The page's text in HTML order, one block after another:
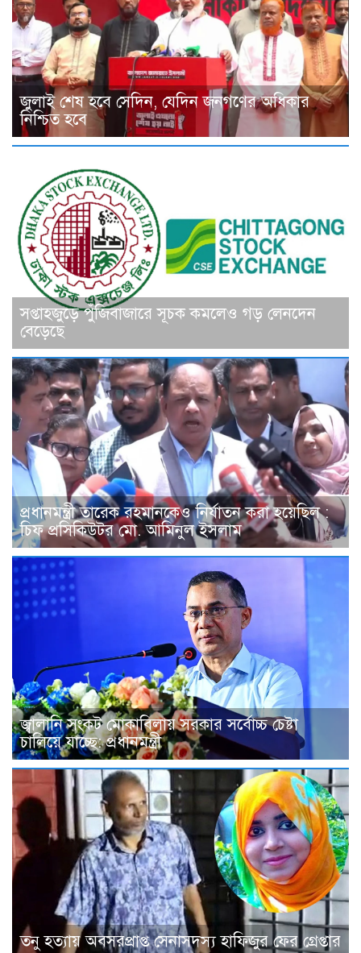
জুলাই শেষ হবে সেদিন, যেদিন জনগণের অধিকার
নিশ্চিত হবে
সপ্তাহজুড়ে পুঁজিবাজারে সূচক কমলেও গড় লেনদেন
বেড়েছে
প্রধানমন্ত্রী তারেক রহমানকেও নির্যাতন করা হয়েছিল :
চিফ প্রসিকিউটর মো. আমিনুল ইসলাম
জ্বালানি সংকট মোকাবিলায় সরকার সর্বোচ্চ চেষ্টা
চালিয়ে যাচ্ছে: প্রধানমন্ত্রী
তনু হত্যায় অবসরপ্রাপ্ত সেনাসদস্য হাফিজুর ফের গ্রেপ্তার